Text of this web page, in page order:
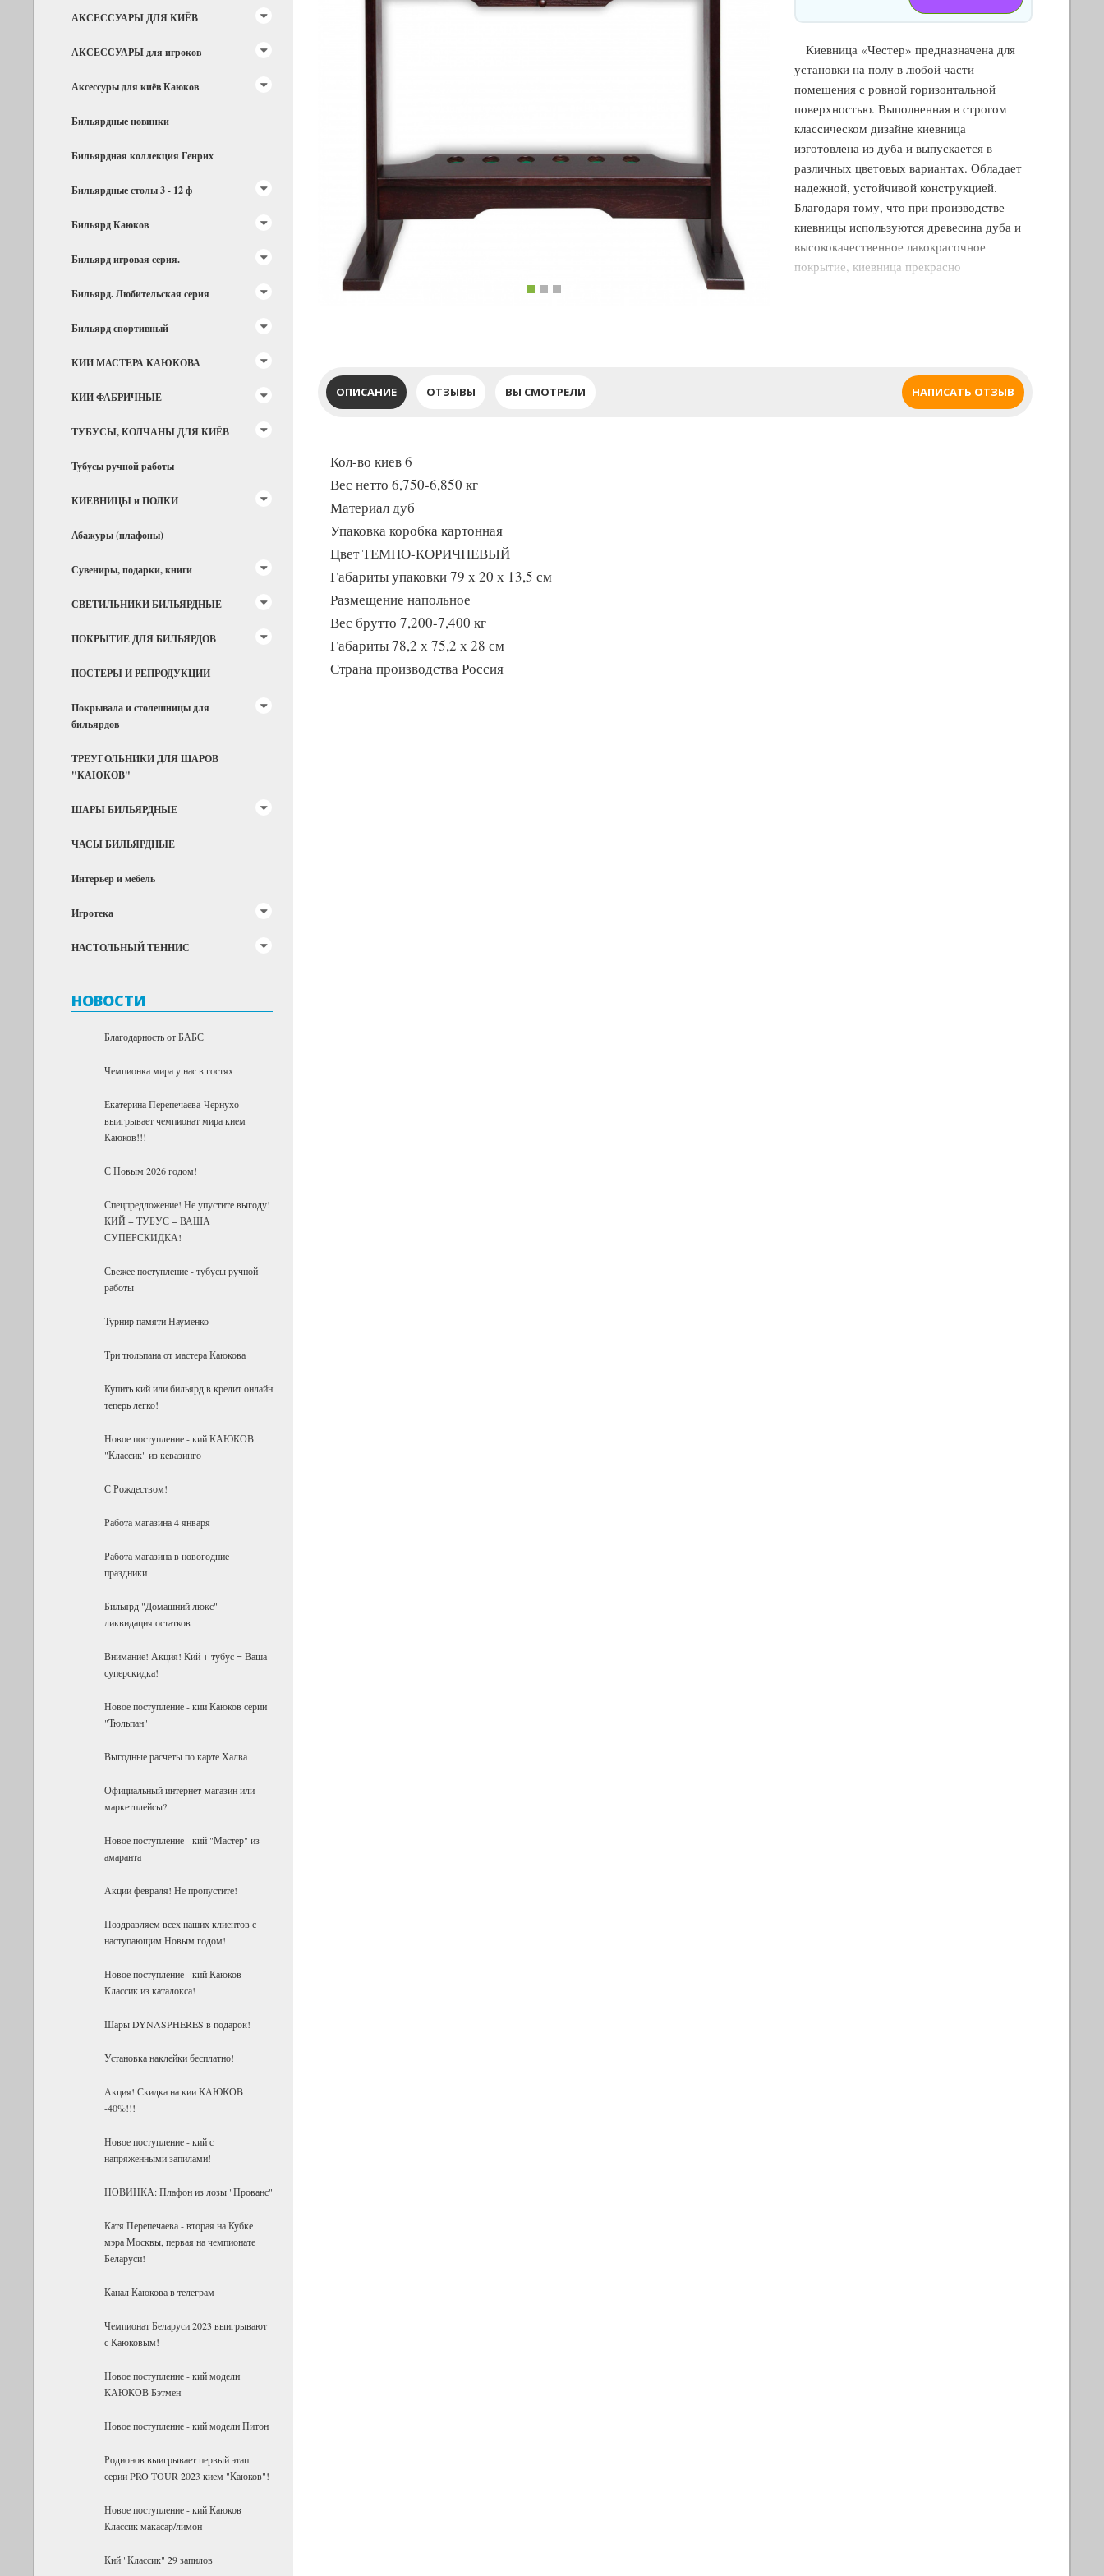
АКСЕССУАРЫ ДЛЯ КИЁВ
АКСЕССУАРЫ для игроков
Аксессуры для киёв Каюков
Бильярдные новинки
Бильярдная коллекция Генрих
Бильярдные столы 3 - 12 ф
Бильярд Каюков
Бильярд игровая серия.
Бильярд. Любительская серия
Бильярд спортивный
КИИ МАСТЕРА КАЮКОВА
КИИ ФАБРИЧНЫЕ
ТУБУСЫ, КОЛЧАНЫ ДЛЯ КИЁВ
Тубусы ручной работы
КИЕВНИЦЫ и ПОЛКИ
Абажуры (плафоны)
Сувениры, подарки, книги
СВЕТИЛЬНИКИ БИЛЬЯРДНЫЕ
ПОКРЫТИЕ ДЛЯ БИЛЬЯРДОВ
ПОСТЕРЫ И РЕПРОДУКЦИИ
Покрывала и столешницы для
бильярдов
ТРЕУГОЛЬНИКИ ДЛЯ ШАРОВ
"КАЮКОВ"
ШАРЫ БИЛЬЯРДНЫЕ
ЧАСЫ БИЛЬЯРДНЫЕ
Интерьер и мебель
Игротека
НАСТОЛЬНЫЙ ТЕННИС
НОВОСТИ
Благодарность от БАБС
Чемпионка мира у нас в гостях
Екатерина Перепечаева-Чернухо
выигрывает чемпионат мира кием
Каюков!!!
С Новым 2026 годом!
Спецпредложение! Не упустите выгоду!
КИЙ + ТУБУС = ВАША
СУПЕРСКИДКА!
Свежее поступление - тубусы ручной
работы
Турнир памяти Науменко
Три тюльпана от мастера Каюкова
Купить кий или бильярд в кредит онлайн
теперь легко!
Новое поступление - кий КАЮКОВ
"Классик" из кевазинго
С Рождеством!
Работа магазина 4 января
Работа магазина в новогодние
праздники
Бильярд "Домашний люкс" -
ликвидация остатков
Внимание! Акция! Кий + тубус = Ваша
суперскидка!
Новое поступление - кии Каюков серии
"Тюльпан"
Выгодные расчеты по карте Халва
Официальный интернет-магазин или
маркетплейсы?
Новое поступление - кий "Мастер" из
амаранта
Акции февраля! Не пропустите!
Поздравляем всех наших клиентов с
наступающим Новым годом!
Новое поступление - кий Каюков
Классик из каталокса!
Шары DYNASPHERES в подарок!
Установка наклейки бесплатно!
Акция! Скидка на кии КАЮКОВ
-40%!!!
Новое поступление - кий с
напряженными запилами!
НОВИНКА: Плафон из лозы "Прованс"
Катя Перепечаева - вторая на Кубке
мэра Москвы, первая на чемпионате
Беларуси!
Канал Каюкова в телеграм
Чемпионат Беларуси 2023 выигрывают
с Каюковым!
Новое поступление - кий модели
КАЮКОВ Бэтмен
Новое поступление - кий модели Питон
Родионов выигрывает первый этап
серии PRO TOUR 2023 кием "Каюков"!
Новое поступление - кий Каюков
Классик макасар/лимон
Кий "Классик" 29 запилов
Киевница «Честер» предназначена для
установки на полу в любой части
помещения с ровной горизонтальной
поверхностью. Выполненная в строгом
классическом дизайне киевница
изготовлена из дуба и выпускается в
различных цветовых вариантах. Обладает
надежной, устойчивой конструкцией.
Благодаря тому, что при производстве
киевницы используются древесина дуба и
высококачественное лакокрасочное
покрытие, киевница прекрасно
горизонтальные полочки для хранения
бильярдных шаров и крючок для
ОПИСАНИЕ ОТЗЫВЫ НАПИСАТЬ ОТЗЫВ
ВЫ СМОТРЕЛИ
Кол-во киев 6
Вес нетто 6,750-6,850 кг
Материал дуб
Упаковка коробка картонная
Цвет ТЕМНО-КОРИЧНЕВЫЙ
Габариты упаковки 79 х 20 х 13,5 см
Размещение напольное
Вес брутто 7,200-7,400 кг
Габариты 78,2 х 75,2 х 28 см
Страна производства Россия